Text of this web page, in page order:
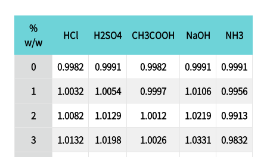
%
w/w
HCl H2SO4 CH3COOH NaOH NH3
0 0.9982 0.9991 0.9982 0.9991
0.9991
1
1.0032 1.0054 0.9997 1.0106
0.9956
2
1.0082 1.0129 1.0012 1.0219
0.9913
3
1.0132 1.0198 1.0026 1.0331
0.9832